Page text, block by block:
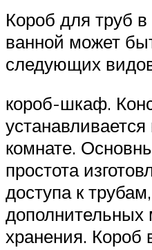
Короб для труб в
ванной может
следующих
короб-шкаф.
устанавливается
комнате.
простота
доступа к
дополнительных
хранения.